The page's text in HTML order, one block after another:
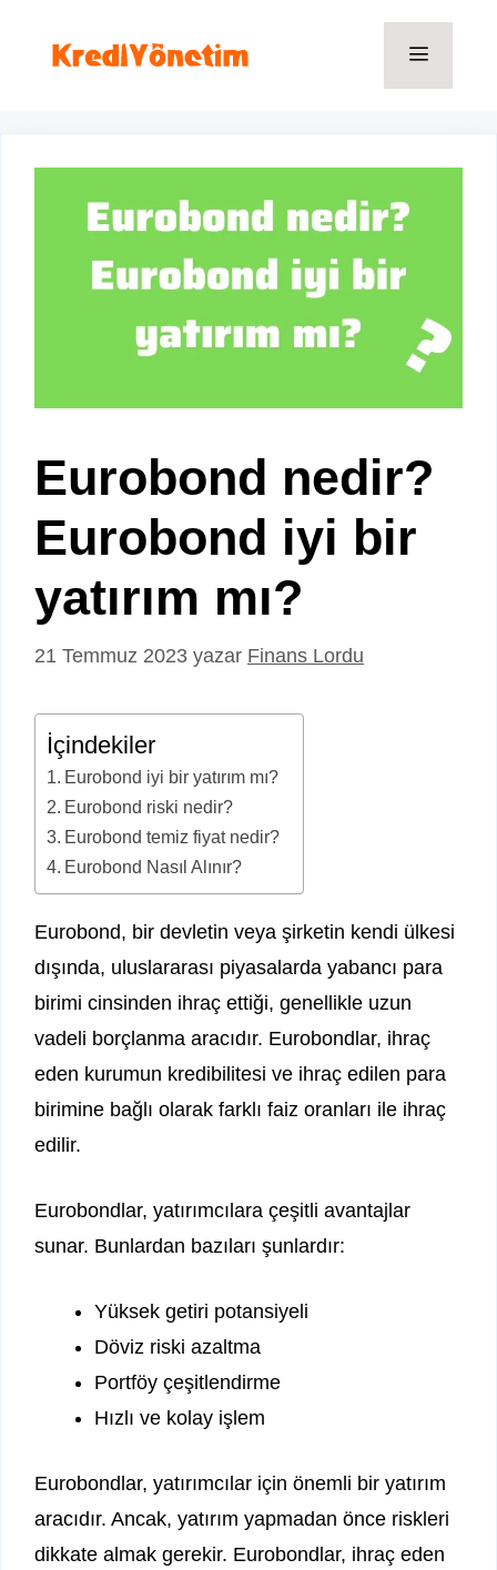
Eurobond nedir?
Eurobond iyi bir
yatırım mı?
21 Temmuz 2023 yazar Finans Lordu
İçindekiler
Eurobond iyi bir yatırım mı?
Eurobond riski nedir?
Eurobond temiz fiyat nedir?
Eurobond Nasıl Alınır?
Eurobond, bir devletin veya şirketin kendi ülkesi
dışında, uluslararası piyasalarda yabancı para
birimi cinsinden ihraç ettiği, genellikle uzun
vadeli borçlanma aracıdır. Eurobondlar, ihraç
eden kurumun kredibilitesi ve ihraç edilen para
birimine bağlı olarak farklı faiz oranları ile ihraç
edilir.
Eurobondlar, yatırımcılara çeşitli avantajlar
sunar. Bunlardan bazıları şunlardır:
Yüksek getiri potansiyeli
Döviz riski azaltma
Portföy çeşitlendirme
Hızlı ve kolay işlem
Eurobondlar, yatırımcılar için önemli bir yatırım
aracıdır. Ancak, yatırım yapmadan önce riskleri
dikkate almak gerekir. Eurobondlar, ihraç eden